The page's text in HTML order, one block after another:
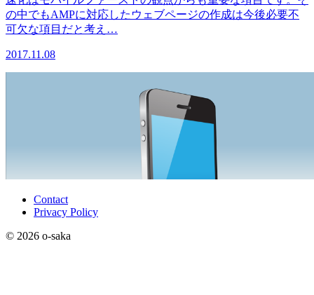
の中でもAMPに対応したウェブページの作成は今後必要不
可欠な項目だと考え…
2017.11.08
Contact
Privacy Policy
© 2026 o-saka